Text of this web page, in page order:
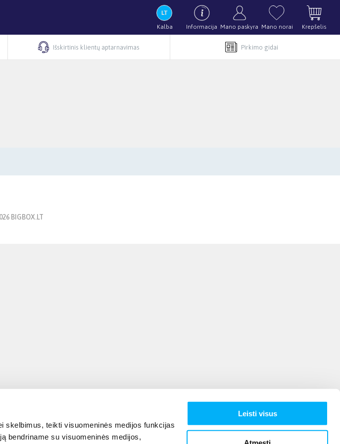
skelbimus, teikti visuomeninės medijos funkcijas
bendriname su visuomeninės medijos,
Leisti visus
Kalba Informacija Mano paskyra Mano norai Krepšelis
Išskirtinis klientų aptarnavimas Pirkimo gidai
BIGBOX.LT